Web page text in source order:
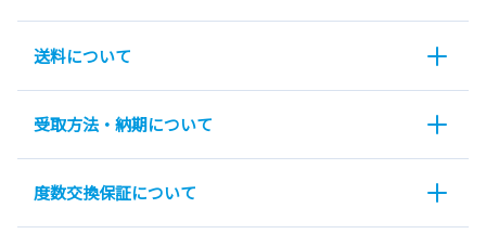
送料について
受取方法・納期について
度数交換保証について